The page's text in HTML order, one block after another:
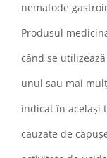
nematode
Produsul
când se
unul sau mai
indicat în același
cauzate de